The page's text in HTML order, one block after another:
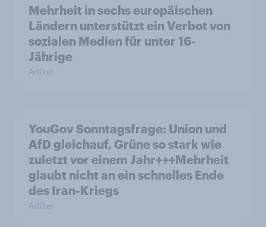
Mehrheit in sechs europäischen
Ländern unterstützt ein Verbot von
sozialen Medien für unter 16-
Jährige
Artikel
YouGov Sonntagsfrage: Union und
AfD gleichauf, Grüne so stark wie
zuletzt vor einem Jahr+++Mehrheit
glaubt nicht an ein schnelles Ende
des Iran-Kriegs
Artikel